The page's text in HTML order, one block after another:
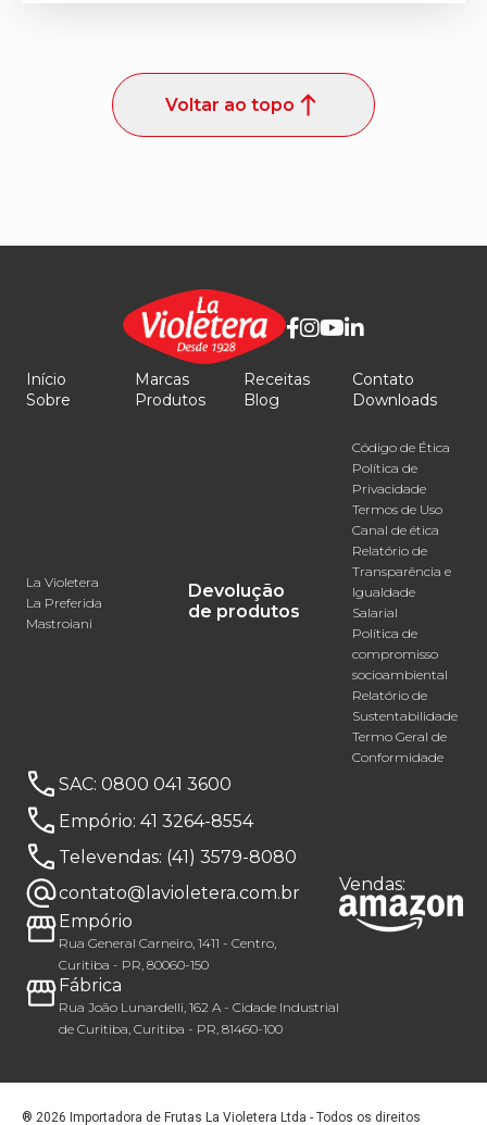
Voltar ao topo
Início
Sobre
Marcas
Produtos
Receitas
Blog
Contato
Downloads
La Violetera
La Preferida
Mastroiani
Devolução
de produtos
Código de Ética
Política de
Privacidade
Termos de Uso
Canal de ética
Relatório de
Transparência e
Igualdade
Salarial
Política de
compromisso
socioambiental
Relatório de
Sustentabilidade
Termo Geral de
Conformidade
SAC: 0800 041 3600
Empório: 41 3264-8554
Televendas: (41) 3579-8080
contato@lavioletera.com.br
Empório
Rua General Carneiro, 1411 - Centro,
Curitiba - PR, 80060-150
Fábrica
Rua João Lunardelli, 162 A - Cidade Industrial
de Curitiba, Curitiba - PR, 81460-100
Vendas:
® 2026 Importadora de Frutas La Violetera Ltda - Todos os direitos